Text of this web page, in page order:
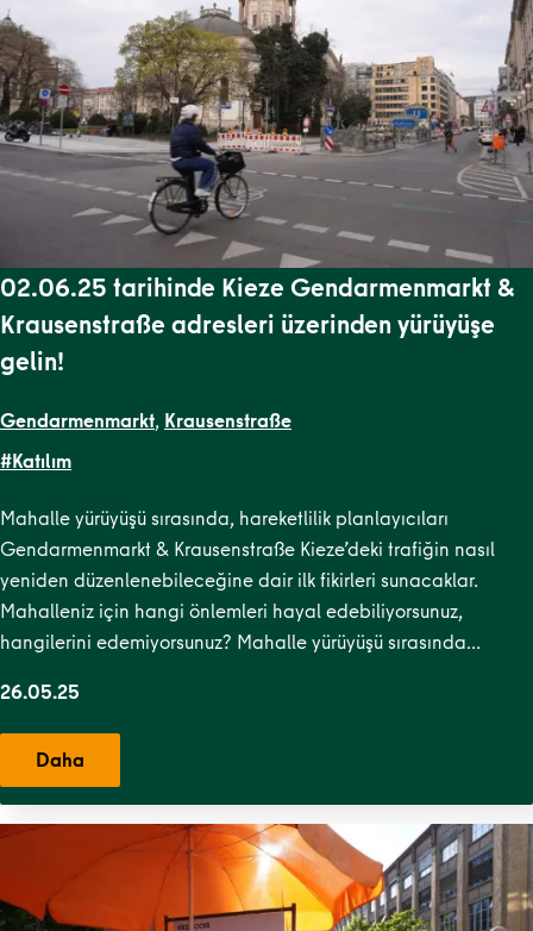
02.06.25 tarihinde Kieze Gendarmenmarkt &
Krausenstraße adresleri üzerinden yürüyüşe
gelin!
Gendarmenmarkt, Krausenstraße
#Katılım
Mahalle yürüyüşü sırasında, hareketlilik planlayıcıları
Gendarmenmarkt & Krausenstraße Kieze’deki trafiğin nasıl
yeniden düzenlenebileceğine dair ilk fikirleri sunacaklar.
Mahalleniz için hangi önlemleri hayal edebiliyorsunuz,
hangilerini edemiyorsunuz? Mahalle yürüyüşü sırasında…
26.05.25
Daha